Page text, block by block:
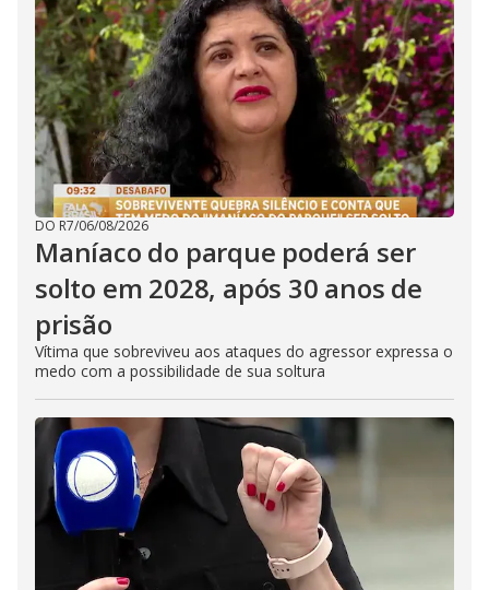
DO R7/06/08/2026
Maníaco do parque poderá ser
solto em 2028, após 30 anos de
prisão
Vítima que sobreviveu aos ataques do agressor expressa o
medo com a possibilidade de sua soltura